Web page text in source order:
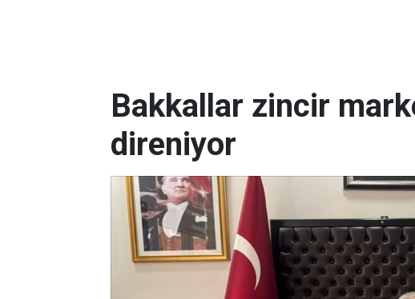
Bakkallar zincir
direniyor